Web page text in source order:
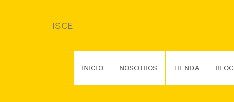
ISCE
INICIO NOSOTROS TIENDA BLOG